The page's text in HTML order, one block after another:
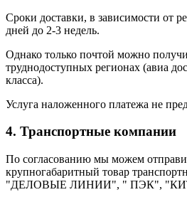
Сроки доставки, в зависимости от
дней до 2-3 недель.
Однако только почтой можно
труднодоступных регионах (авиа
класса).
Услуга наложенного платежа не
4. Транспортные компании
По согласованию мы можем
крупногабаритный товар
"ДЕЛОВЫЕ ЛИНИИ", " ПЭК",